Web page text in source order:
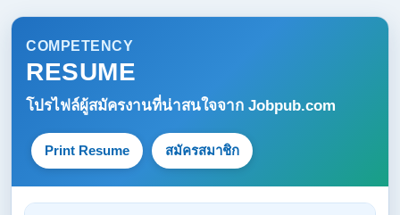
COMPETENCY
RESUME
โปรไฟล์ผู้สมัครงานที่น่าสนใจจาก Jobpub.com
Print Resume สมัครสมาชิก